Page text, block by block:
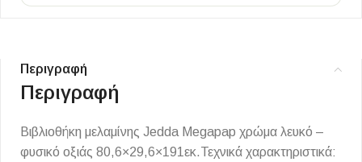
Περιγραφή
Περιγραφή
Βιβλιοθήκη μελαμίνης Jedda Megapap χρώμα λευκό –
φυσικό οξιάς 80,6×29,6×191εκ.Τεχνικά χαρακτηριστικά: